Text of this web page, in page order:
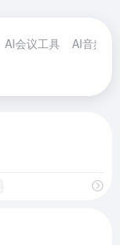
AI会议工具
AI音频工